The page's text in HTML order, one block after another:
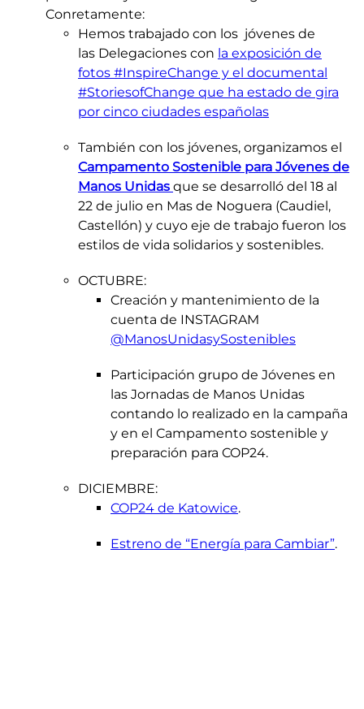
Conretamente:
Hemos trabajado con los jóvenes de
las Delegaciones con la exposición de
fotos #InspireChange y el documental
#StoriesofChange que ha estado de gira
por cinco ciudades españolas​
También con los jóvenes, organizamos el
Campamento Sostenible para Jóvenes de
Manos Unidas que se desarrolló del 18 al
22 de julio en Mas de Noguera (Caudiel,
Castellón) y cuyo eje de trabajo fueron los
estilos de vida solidarios y sostenibles.
OCTUBRE:
Creación y mantenimiento de la
cuenta de INSTAGRAM
@ManosUnidasySostenibles
Participación grupo de Jóvenes en
las Jornadas de Manos Unidas
contando lo realizado en la campaña
y en el Campamento sostenible y
preparación para COP24.
DICIEMBRE:
COP24 de Katowice.
Estreno de “Energía para Cambiar”.